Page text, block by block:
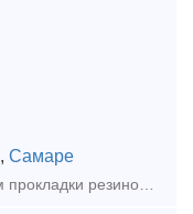
, Самаре